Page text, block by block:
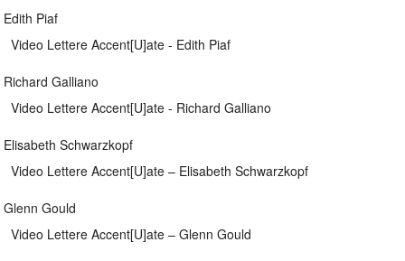
Edith Piaf
Video Lettere Accent[U]ate - Edith Piaf
Richard Galliano
Video Lettere Accent[U]ate - Richard Galliano
Elisabeth Schwarzkopf
Video Lettere Accent[U]ate – Elisabeth Schwarzkopf
Glenn Gould
Video Lettere Accent[U]ate – Glenn Gould